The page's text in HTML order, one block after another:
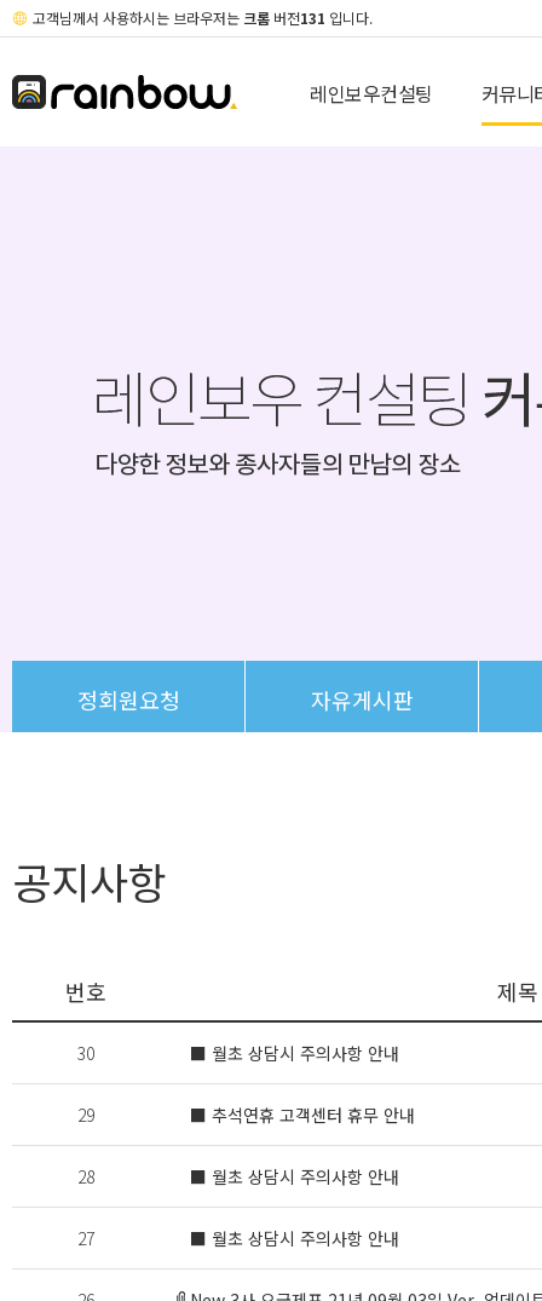
고객님께서 사용하시는 브라우저는 크롬 버전131 입니다.
레인보우컨설팅 커뮤니
정회원요청 자유게시판
공지사항
번호 제목
30 ■ 월초 상담시 주의사항 안내
29 ■ 추석연휴 고객센터 휴무 안내
28 ■ 월초 상담시 주의사항 안내
27 ■ 월초 상담시 주의사항 안내